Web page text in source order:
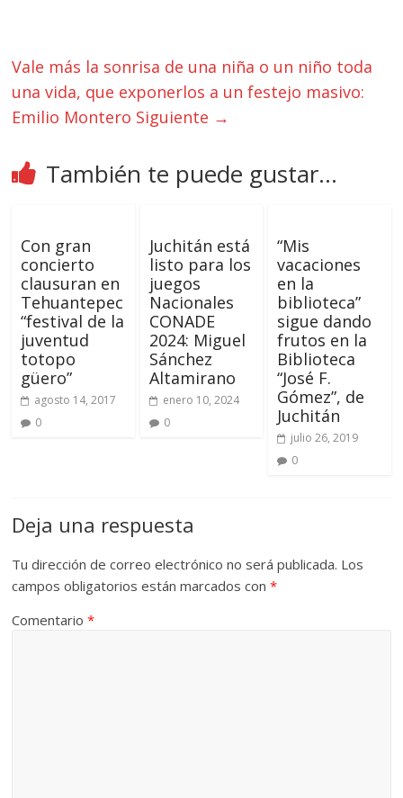
Vale más la sonrisa de una niña o un niño toda
una vida, que exponerlos a un festejo masivo:
Emilio Montero Siguiente →
También te puede gustar...
Con gran
concierto
clausuran en
Tehuantepec
“festival de la
juventud
totopo
güero”
agosto 14, 2017
0
Juchitán está
listo para los
juegos
Nacionales
CONADE
2024: Miguel
Sánchez
Altamirano
enero 10, 2024
0
“Mis
vacaciones
en la
biblioteca”
sigue dando
frutos en la
Biblioteca
“José F.
Gómez”, de
Juchitán
julio 26, 2019
0
Deja una respuesta
Tu dirección de correo electrónico no será publicada. Los
campos obligatorios están marcados con*
Comentario*